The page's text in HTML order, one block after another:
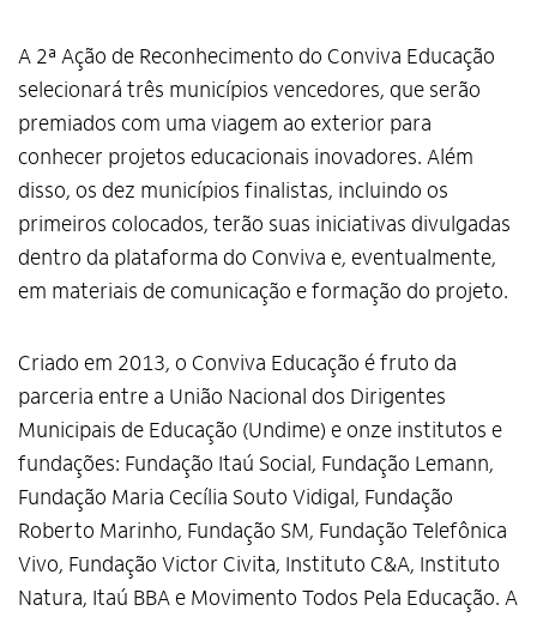
A 2ª Ação de Reconhecimento do Conviva Educação
selecionará três municípios vencedores, que serão
premiados com uma viagem ao exterior para
conhecer projetos educacionais inovadores. Além
disso, os dez municípios finalistas, incluindo os
primeiros colocados, terão suas iniciativas divulgadas
dentro da plataforma do Conviva e, eventualmente,
em materiais de comunicação e formação do projeto.
Criado em 2013, o Conviva Educação é fruto da
parceria entre a União Nacional dos Dirigentes
Municipais de Educação (Undime) e onze institutos e
fundações: Fundação Itaú Social, Fundação Lemann,
Fundação Maria Cecília Souto Vidigal, Fundação
Roberto Marinho, Fundação SM, Fundação Telefônica
Vivo, Fundação Victor Civita, Instituto C&A, Instituto
Natura, Itaú BBA e Movimento Todos Pela Educação. A